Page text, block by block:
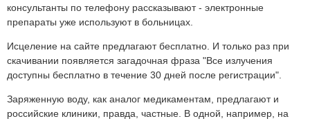
консультанты по телефону рассказывают - электронные
препараты уже используют в больницах.
Исцеление на сайте предлагают бесплатно. И только раз при
скачивании появляется загадочная фраза "Все излучения
доступны бесплатно в течение 30 дней после регистрации".
Заряженную воду, как аналог медикаментам, предлагают и
российские клиники, правда, частные. В одной, например, на